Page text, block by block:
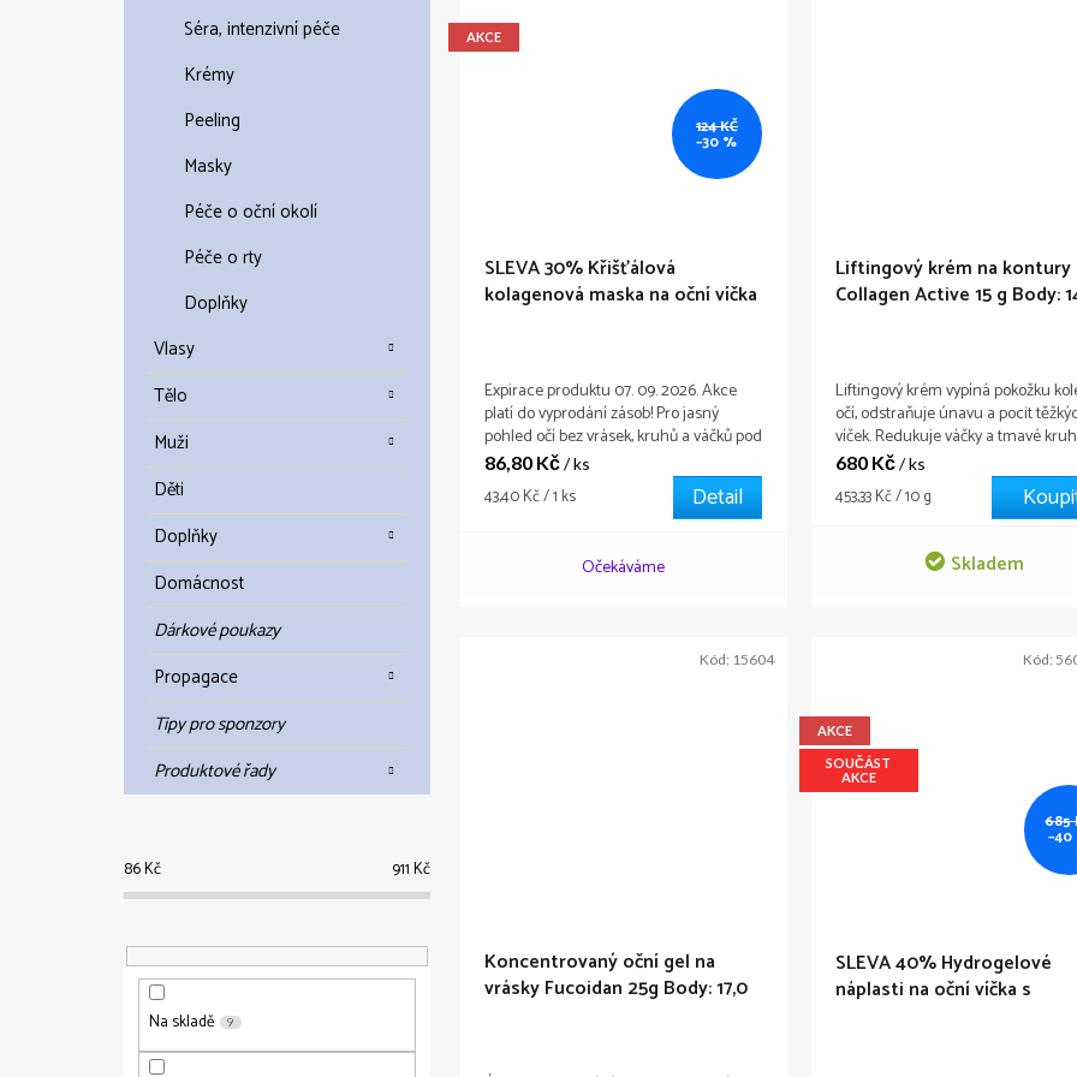
Séra, intenzivní péče
Krémy
Peeling
Masky
Péče o oční okolí
Péče o rty
Doplňky
Vlasy
Tělo
Muži
Děti
Doplňky
Domácnost
Dárkové poukazy
Propagace
Tipy pro sponzory
Produktové řady
86Kč 911Kč
Na skladě 9
AKCE
124 KČ
–30 %
SLEVA 30% Křišťálová
kolagenová maska na oční víčka
Očekáváme
86,80 Kč/ ks
Měrná
43,40 Kč / 1 ks Detail
Expirace produktu 07. 09. 2026. Akce
platí do vyprodání zásob! Pro jasný
pohled očí bez vrásek, kruhů a váčků pod
očima. Kolagenová maska zvlhčuje
pokožku a zabraňuje ztrátě vlhkosti. Má
liftingový efekt, napomáhá vyhlazování
Liftingový krém na kontury
Collagen Active 15 g Body:
Skladem
680 Kč/ ks
Měrná
453,33 Kč / 10 g
Liftingový krém vypíná pokožku
očí, odstraňuje únavu a pocit
víček. Redukuje váčky a tmavé
pod očima.
Koncentrovaný oční gel na
vrásky Fucoidan 25g Body: 17,0
Kód: 15604
AKCE
SOUČÁST
AKCE
685
–40
SLEVA 40% Hydrogelové
náplasti na oční víčka s
Kód: